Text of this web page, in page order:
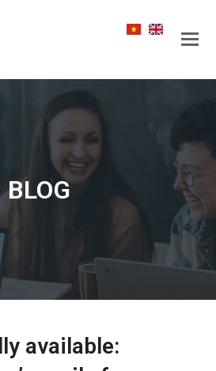
BLOG
available: